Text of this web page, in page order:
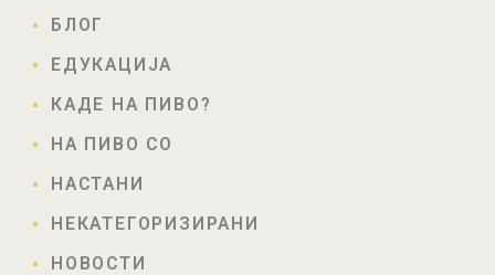
БЛОГ
ЕДУКАЦИЈА
КАДЕ НА ПИВО?
НА ПИВО СО
НАСТАНИ
НЕКАТЕГОРИЗИРАНИ
НОВОСТИ